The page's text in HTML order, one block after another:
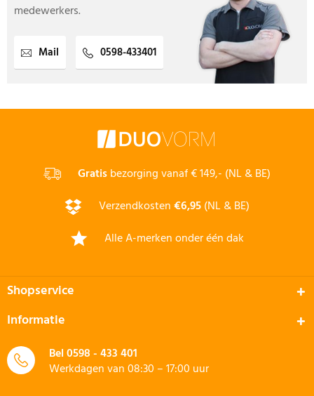
medewerkers.
Mail 0598-433401
Gratisbezorging vanaf € 149,- (NL & BE)
Verzendkosten€6,95(NL & BE)
Alle A-merken onder één dak
Shopservice
Informatie
Bel0598 - 433 401
Werkdagen van 08:30 – 17:00 uur